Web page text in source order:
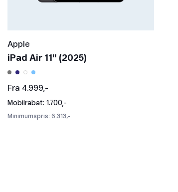
Apple
iPad Air 11" (2025)
Fra 4.999,-
Mobilrabat: 1.700,-
Minimumspris: 6.313,-